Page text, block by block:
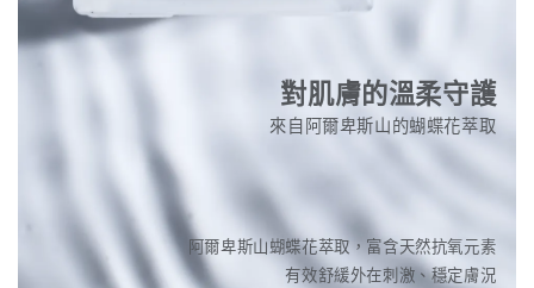
對肌膚的溫柔守護
來自阿爾卑斯山的蝴蝶花萃取
阿爾卑斯山蝴蝶花萃取，富含天然抗氧元素
有效舒緩外在刺激、穩定膚況